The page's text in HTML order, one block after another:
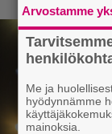
Arvostamme
Me ja
hyödynnämme
mainoksia.